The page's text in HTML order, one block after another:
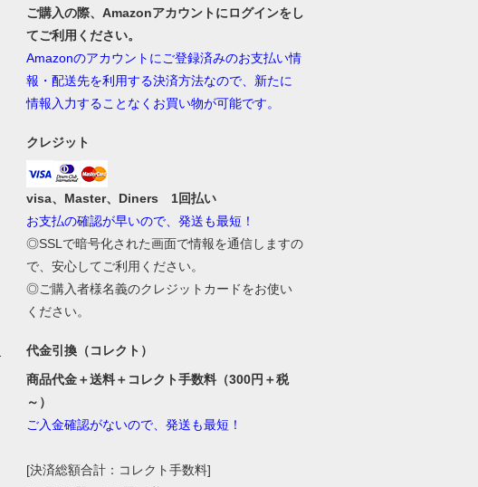
ご購入の際、Amazonアカウントにログインをし
てご利用ください。
Amazonのアカウントにご登録済みのお支払い情
報・配送先を利用する決済方法なので、新たに
情報入力することなくお買い物が可能です。
クレジット
visa、Master、Diners 1回払い
お支払の確認が早いので、発送も最短！
◎SSLで暗号化された画面で情報を通信しますの
で、安心してご利用ください。
◎ご購入者様名義のクレジットカードをお使い
ください。
代金引換（コレクト）
商品代金＋送料＋コレクト手数料（300円＋税
～）
ご入金確認がないので、発送も最短！
[決済総額合計：コレクト手数料]